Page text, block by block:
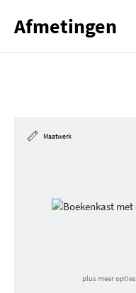
Afmetingen
Maatwerk
plus meer opties